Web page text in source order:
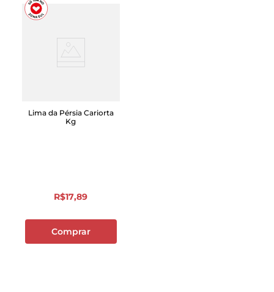
Lima da Pérsia Cariorta
Kg
R$17,89
Comprar